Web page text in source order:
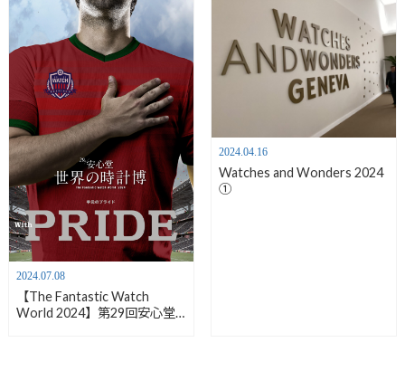
2024.07.08
【The Fantastic Watch
World 2024】第29回安心堂
2024.04.16
Watches and Wonders 2024
①